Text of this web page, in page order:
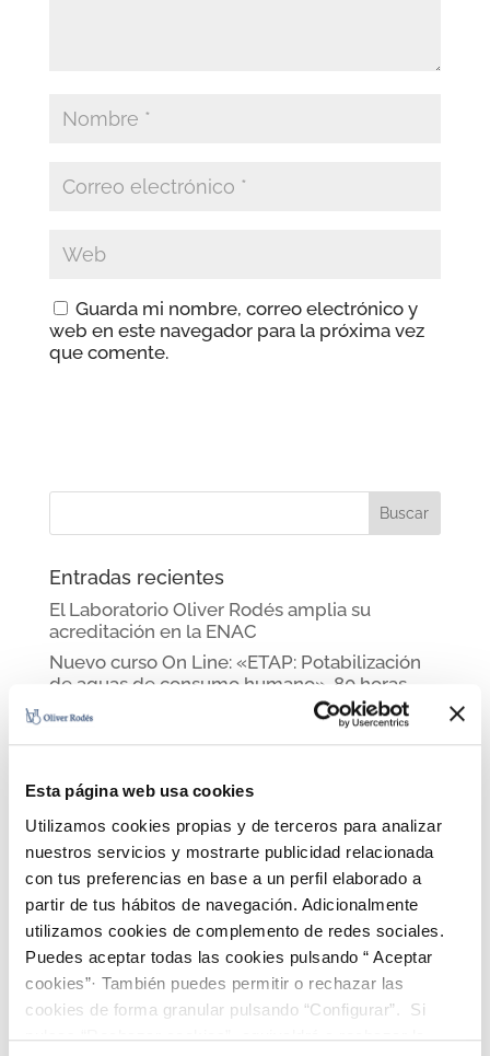
Esta página web usa cookies
Utilizamos cookies propias y de terceros para analizar
nuestros servicios y mostrarte publicidad relacionada
con tus preferencias en base a un perfil elaborado a
partir de tus hábitos de navegación. Adicionalmente
utilizamos cookies de complemento de redes sociales.
Puedes aceptar todas las cookies pulsando “ Aceptar
cookies”· También puedes permitir o rechazar las
cookies de forma granular pulsando “Configurar”. Si
pulsas “Rechazar cookies”, equivaldrá a rechazar la
Guarda mi nombre, correo electrónico y
web en este navegador para la próxima vez
que comente.
Entradas recientes
El Laboratorio Oliver Rodés amplia su
acreditación en la ENAC
Nuevo curso On Line: «ETAP: Potabilización
de aguas de consumo humano». 80 horas.
Hotel Balneari Vichy Catalan primera
Jorge Oliver-Rodés en Cuatro TV
Noticia La Vanguardia
Comentarios recientes
Archivos
febrero 2023
septiembre 2020